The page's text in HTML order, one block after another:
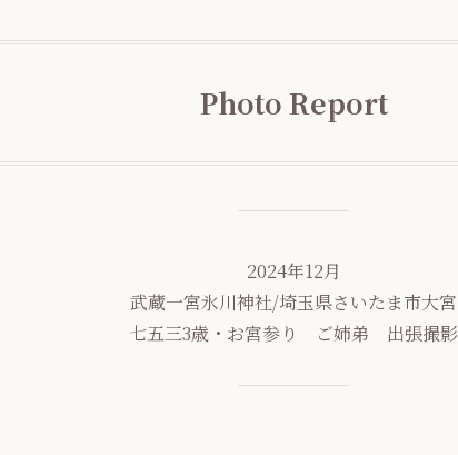
Photo Report
2024年12月
武蔵一宮氷川神社/埼玉県さいたま市大宮
七五三3歳・お宮参り ご姉弟 出張撮影